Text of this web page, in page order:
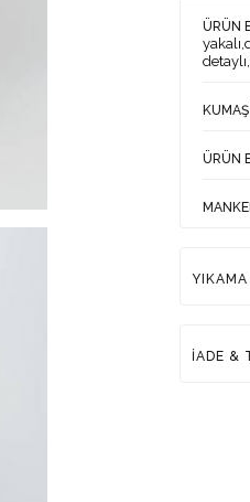
S A T I Ş --> 0 531 262 76 16
ÜRÜN
ÜRÜN
YIKAMA
İADE &